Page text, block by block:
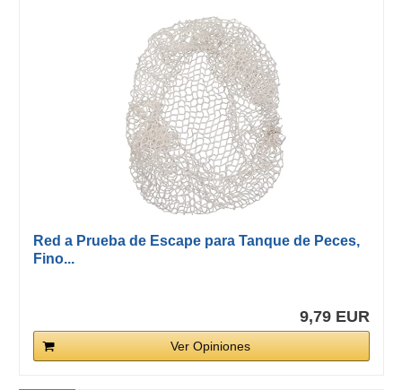
Red a Prueba de Escape para Tanque de Peces,
Fino...
9,79 EUR
Ver Opiniones